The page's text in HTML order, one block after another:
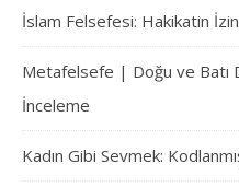
İslam Felsefesi: Hakikatin
Metafelsefe | Doğu ve Batı
İnceleme
Kadın Gibi Sevmek: